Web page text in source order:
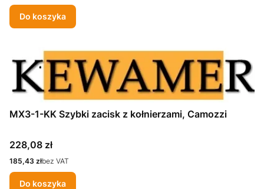
Do koszyka
MX3-1-KK Szybki zacisk z kołnierzami, Camozzi
Cena
228,08 zł
Cena
185,43 złbez VAT
Do koszyka